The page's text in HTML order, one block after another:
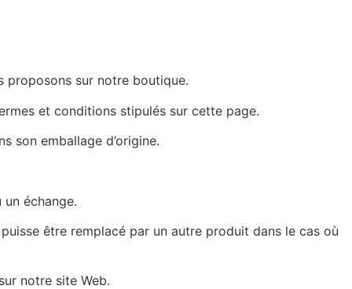
proposons sur notre boutique.
et conditions stipulés sur cette page.
son emballage d’origine.
échange.
être remplacé par un autre produit dans le cas où
notre site Web.